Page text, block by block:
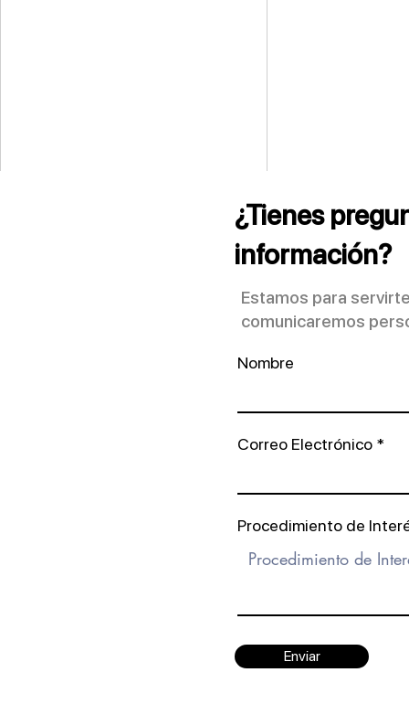
¿Tienes
información?
Estamos para
comunicaremos
Nombre
Correo Electrónico
Procedimiento de
Enviar